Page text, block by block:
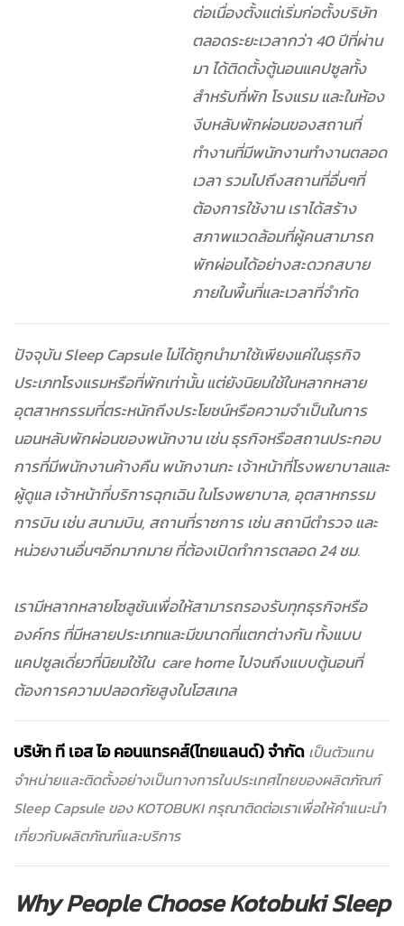
ต่อเนื่องตั้งแต่เริ่มก่อตั้งบริษัท
ตลอดระยะเวลากว่า 40 ปีที่ผ่าน
มา ได้ติดตั้งตู้นอนแคปซูลทั้ง
สำหรับที่พัก โรงแรม และในห้อง
งีบหลับพักผ่อนของสถานที่
ทำงานที่มีพนักงานทำงานตลอด
เวลา รวมไปถึงสถานที่อื่นๆที่
ต้องการใช้งาน เราได้สร้าง
สภาพแวดล้อมที่ผู้คนสามารถ
พักผ่อนได้อย่างสะดวกสบาย
ภายในพื้นที่และเวลาที่จำกัด
ปัจจุบัน Sleep Capsule ไม่ได้ถูกนำมาใช้เพียงแค่ในธุรกิจ
ประเภทโรงแรมหรือที่พักเท่านั้น แต่ยังนิยมใช้ในหลากหลาย
อุตสาหกรรมที่ตระหนักถึงประโยชน์หรือความจำเป็นในการ
นอนหลับพักผ่อนของพนักงาน เช่น ธุรกิจหรือสถานประกอบ
การที่มีพนักงานค้างคืน พนักงานกะ เจ้าหน้าที่โรงพยาบาลและ
ผู้ดูแล เจ้าหน้าที่บริการฉุกเฉิน ในโรงพยาบาล, อุตสาหกรรม
การบิน เช่น สนามบิน, สถานที่ราชการ เช่น สถานีตำรวจ และ
หน่วยงานอื่นๆอีกมากมาย ที่ต้องเปิดทำการตลอด 24 ชม.
เรามีหลากหลายโซลูชันเพื่อให้สามารถรองรับทุกธุรกิจหรือ
องค์กร ที่มีหลายประเภทและมีขนาดที่แตกต่างกัน ทั้งแบบ
แคปซูลเดี่ยวที่นิยมใช้ใน care home ไปจนถึงแบบตู้นอนที่
ต้องการความปลอดภัยสูงในโฮสเทล
บริษัท ที เอส ไอ คอนแทรคส์(ไทยแลนด์) จำกัด เป็นตัวแทน
จำหน่ายและติดตั้งอย่างเป็นทางการในประเทศไทยของผลิตภัณฑ์
Sleep Capsule ของ KOTOBUKI กรุณาติดต่อเราเพื่อให้คำแนะนำ
เกี่ยวกับผลิตภัณฑ์และบริการ
Why People Choose Kotobuki Sleep